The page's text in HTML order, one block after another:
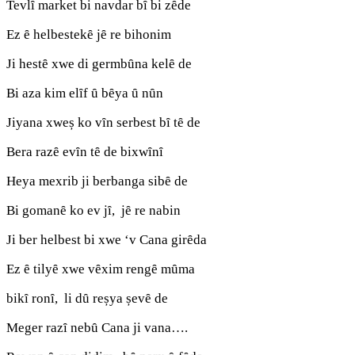
Tevlȋ market bi navdar bȋ bi zȇde
Ez ȇ helbestekȇ jȇ re bihonim
Ji hestȇ xwe di germbȗna kelȇ de
Bi aza kim elȋf ȗ bȇya ȗ nȗn
Jiyana xweș ko vȋn serbest bȋ tȇ de
Bera razȇ evȋn tȇ de bixwȋnȋ
Heya mexrib ji berbanga sibȇ de
Bi gomanȇ ko ev jȋ, jȇ re nabin
Ji ber helbest bi xwe ‘v Cana girȇda
Ez ȇ tilyȇ xwe vȇxim rengȇ mȗma
bikȋ ronȋ, li dȗ reșya șevȇ de
Meger razȋ nebȗ Cana ji vana….